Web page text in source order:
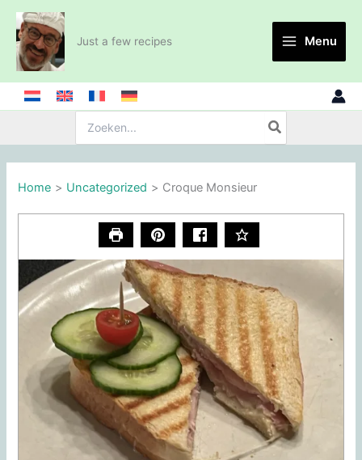
Skip
content
Just a few recipes Menu
for:
Home Uncategorized Croque Monsieur